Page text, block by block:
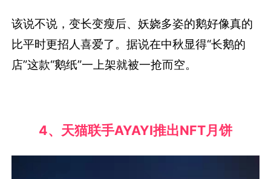
该说不说，变长变瘦后、妖娆多姿的鹅好像真的
比平时更招人喜爱了。据说在中秋显得“长鹅的
店”这款“鹅纸”一上架就被一抢而空。
4、天猫联手AYAYI推出NFT月饼